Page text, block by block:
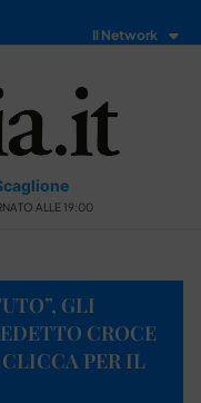
Il Network
ALLE 19:00
GLI
CROCE
PER IL